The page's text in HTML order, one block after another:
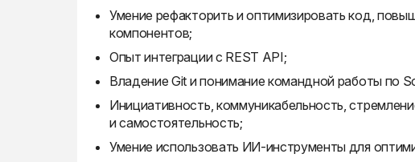
Умение рефакторить и оптимизировать код,
компонентов;
Опыт интеграции с REST API;
Владение Git и понимание командной работы по
Инициативность, коммуникабельность,
и самостоятельность;
Умение использовать ИИ-инструменты для